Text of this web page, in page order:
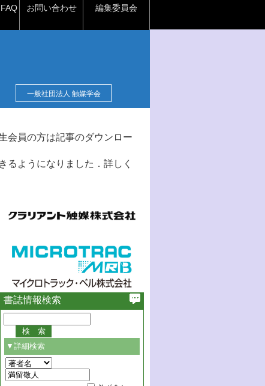
お問い合わせ 編集委員会
一般社団法人 触媒学会
会員の方は記事のダウンロー
るようになりました．詳しく
書誌情報検索
▼詳細検索